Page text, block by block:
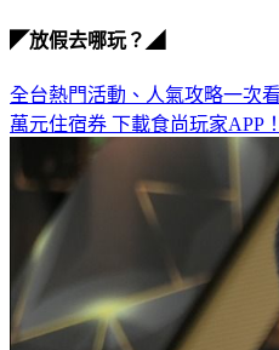
◤放假去哪玩？◢
全台熱門活動、人氣攻略一次
萬元住宿券 下載食尚玩家APP